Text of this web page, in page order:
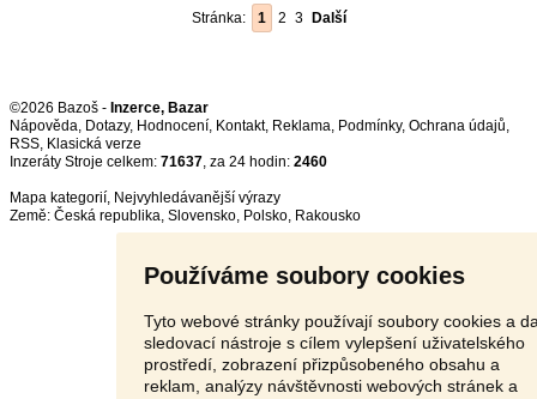
Používáme soubory cookies
Tyto webové stránky používají soubory cookies a
sledovací nástroje s cílem vylepšení uživatelského
prostředí, zobrazení přizpůsobeného obsahu a
reklam, analýzy návštěvnosti webových stránek a
Stránka: 1 2 3 Další
©2026 Bazoš - Inzerce, Bazar
Nápověda, Dotazy, Hodnocení, Kontakt, Reklama, Podmínky, Ochrana údajů,
RSS,
Inzeráty Stroje celkem: 71637, za 24 hodin: 2460
Mapa kategorií, Nejvyhledávanější výrazy
Země: Česká republika, Slovensko, Polsko, Rakousko